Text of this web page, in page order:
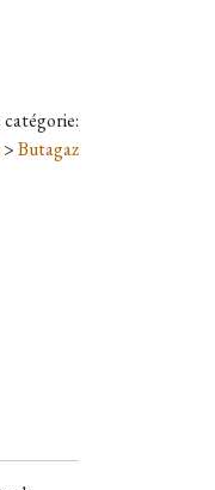
catégorie:
>Butagaz